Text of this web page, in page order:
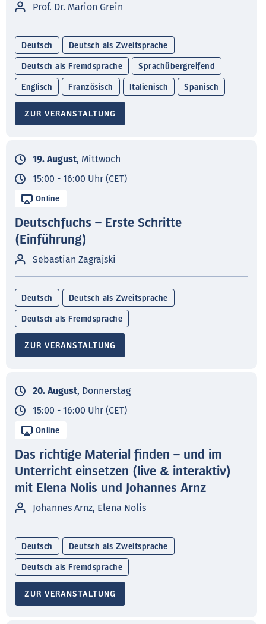
Prof. Dr. Marion Grein
Deutsch Deutsch als Zweitsprache
Deutsch als Fremdsprache Sprachübergreifend
Englisch Französisch Italienisch Spanisch
ZUR VERANSTALTUNG
19. August, Mittwoch
15:00 - 16:00 Uhr (CET)
Online
Deutschfuchs – Erste Schritte
(Einführung)
Sebastian Zagrajski
Deutsch Deutsch als Zweitsprache
Deutsch als Fremdsprache
ZUR VERANSTALTUNG
20. August, Donnerstag
15:00 - 16:00 Uhr (CET)
Online
Das richtige Material finden – und im
Unterricht einsetzen (live & interaktiv)
mit Elena Nolis und Johannes Arnz
Johannes Arnz, Elena Nolis
Deutsch Deutsch als Zweitsprache
Deutsch als Fremdsprache
ZUR VERANSTALTUNG